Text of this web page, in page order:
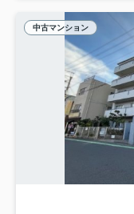
中古マンション